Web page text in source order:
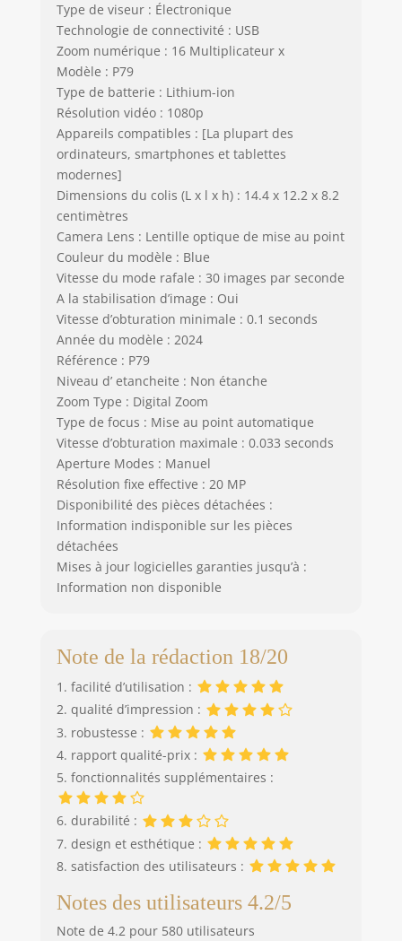
et enregistrer leur
environnement,
imprimer et
photos avec leurs
appareil photo de
voyage
Type de viseur : Électronique
Technologie de connectivité : USB
Zoom numérique : 16 Multiplicateur x
Modèle : P79
Type de batterie : Lithium-ion
Résolution vidéo : 1080p
Appareils compatibles : [La plupart des
ordinateurs, smartphones et tablettes
modernes]
Dimensions du colis (L x l x h) : 14.4 x 12.2 x 8.2
centimètres
Camera Lens : Lentille optique de mise au point
Couleur du modèle : Blue
Vitesse du mode rafale : 30 images par seconde
A la stabilisation d’image : Oui
Vitesse d’obturation minimale : 0.1 seconds
Année du modèle : 2024
Référence : P79
Niveau d’ etancheite : Non étanche
Zoom Type : Digital Zoom
Type de focus : Mise au point automatique
Vitesse d’obturation maximale : 0.033 seconds
Aperture Modes : Manuel
Résolution fixe effective : 20 MP
Disponibilité des pièces détachées :
Information indisponible sur les pièces
détachées
Mises à jour logicielles garanties jusqu’à :
Information non disponible
Note de la rédaction 18/20
1. facilité d’utilisation :
2. qualité d’impression :
3. robustesse :
4. rapport qualité-prix :
5. fonctionnalités supplémentaires :
6. durabilité :
7. design et esthétique :
8. satisfaction des utilisateurs :
Notes des utilisateurs 4.2/5
Note de 4.2 pour 580 utilisateurs